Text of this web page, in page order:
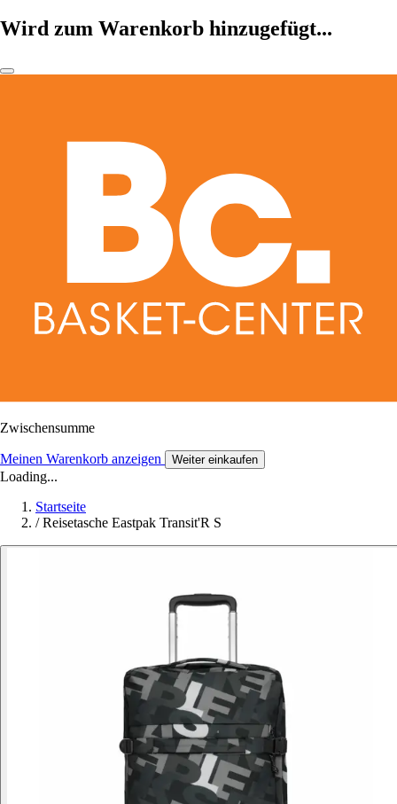
Wird zum Warenkorb hinzugefügt...
Zwischensumme
Meinen Warenkorb anzeigen Weiter einkaufen
Loading...
Startseite
/ Reisetasche Eastpak Transit'R S